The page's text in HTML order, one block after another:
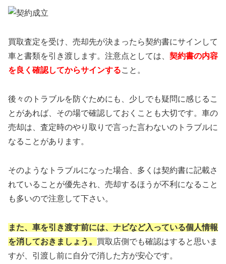
買取査定を受け、売却先が決まったら契約書にサインして
車と書類を引き渡します。 注意点としては、 契約書の内容
を良く 確認してからサインすること。
後々のトラブルを防ぐためにも、少しでも疑問に感じるこ
とがあれば、その場で確認しておくことも大切です。車の
売却は、査定時のやり取りで言った言わないのトラブルに
なることがあります。
そのようなトラブルになった場合、多くは契約書に記載さ
れていることが優先され、売却するほうが不利になること
も多いので注意して下さい。
また、車を引き渡す前には、ナビなど入っている個人情報
を消しておきましょう。 買取店側でも確認はすると思いま
すが、引渡し前に自分で消した方が安心です。